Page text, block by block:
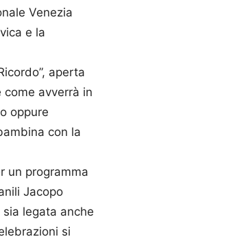
Venezia
e la
aperta
avverrà in
oppure
con la
un programma
Jacopo
legata anche
si